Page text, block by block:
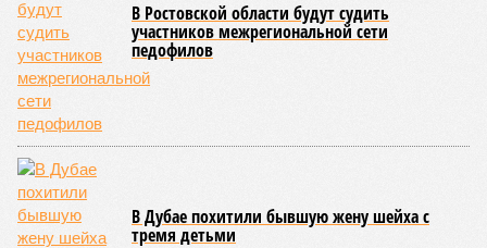
В Ростовской области будут судить
участников межрегиональной сети
педофилов
В Дубае похитили бывшую жену шейха с
тремя детьми